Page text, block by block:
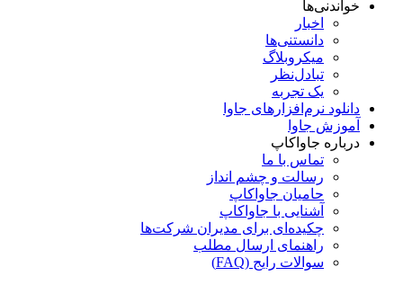
خواندنی‌ها
اخبار
دانستنی‌ها
میکروبلاگ
تبادل‌نظر
یک تجربه
دانلود نرم‌افزارهای جاوا
آموزش جاوا
درباره جاواکاپ
تماس با ما
رسالت و چشم انداز
حامیان جاواکاپ
آشنایی با جاواکاپ
چکیده‌ای برای مدیران شرکت‌ها
راهنمای ارسال مطلب
سوالات رایج (FAQ)